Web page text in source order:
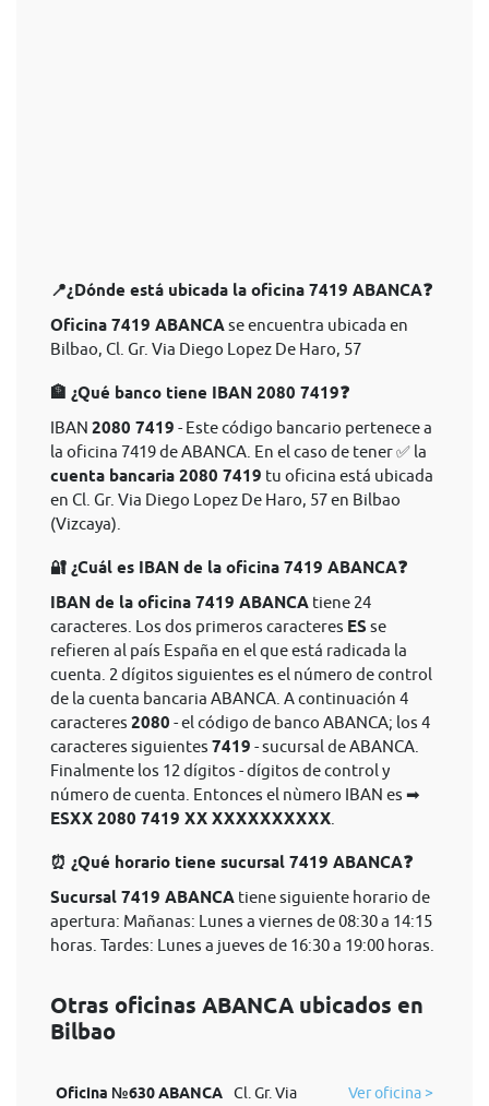
📍¿Dónde está ubicada la oficina 7419 ABANCA❓
Oficina 7419 ABANCAse encuentra ubicada en
Bilbao, Cl. Gr. Via Diego Lopez De Haro, 57
🏦 ¿Qué banco tiene IBAN 2080 7419❓
IBAN 2080 7419 - Este código bancario pertenece a
la oficina 7419 de ABANCA. En el caso de tener ✅ la
cuenta bancaria 2080 7419 tu oficina está ubicada
en Cl. Gr. Via Diego Lopez De Haro, 57 en Bilbao
(Vizcaya).
🔐 ¿Cuál es IBAN de la oficina 7419 ABANCA❓
IBAN de la oficina 7419 ABANCA tiene 24
caracteres. Los dos primeros caracteres ES se
refieren al país España en el que está radicada la
cuenta. 2 dígitos siguientes es el número de control
de la cuenta bancaria ABANCA. A continuación 4
caracteres 2080 - el código de banco ABANCA; los 4
caracteres siguientes 7419 - sucursal de ABANCA.
Finalmente los 12 dígitos - dígitos de control y
número de cuenta. Entonces el nùmero IBAN es ➡
ESXX 2080 7419 XX XXXXXXXXXX
⏰ ¿Qué horario tiene sucursal 7419 ABANCA❓
Sucursal 7419 ABANCA tiene siguiente horario de
apertura: Mañanas: Lunes a viernes de 08:30 a 14:15
horas. Tardes: Lunes a jueves de 16:30 a 19:00 horas.
Otras oficinas ABANCA ubicados en
Bilbao
Oficina №630 ABANCA
Cl. Gr. Via
Ver oficina >